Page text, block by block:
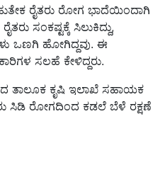
ರೈತರು ರೋಗ ಭಾದೆಯಿಂದಾಗಿ
ಸಂಕಷ್ಟಕ್ಕೆ ಸಿಲುಕಿದ್ದು,
ಒಣಗಿ ಹೋಗಿದ್ದವು. ಈ
ಸಲಹೆ ಕೇಳಿದ್ದರು.
ತಾಲೂಕ ಕೃಷಿ ಇಲಾಖೆ ಸಹಾಯಕ
ಸಿಡಿ ರೋಗದಿಂದ ಕಡಲೆ ಬೆಳೆ ರಕ್ಷಣೆ